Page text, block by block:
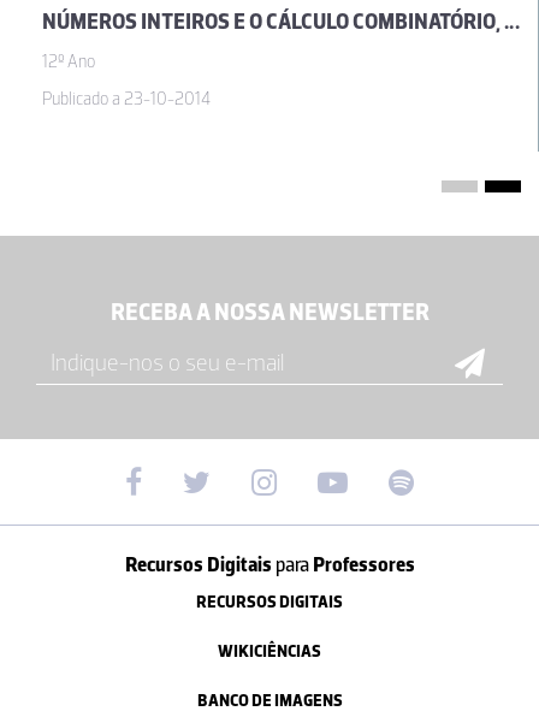
NÚMEROS INTEIROS E O CÁLCULO COMBINATÓRIO, POR JOSÉ SEBASTIÃO E SILVA
12º Ano
Publicado a 23-10-2014
RECEBA A NOSSA NEWSLETTER
Recursos Digitais paraProfessores
RECURSOS DIGITAIS
WIKICIÊNCIAS
BANCO DE IMAGENS